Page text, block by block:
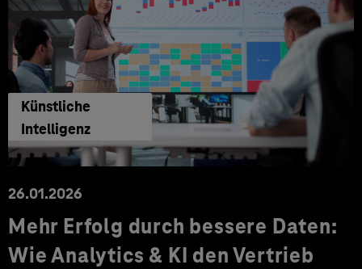
Künstliche
Intelligenz
26.01.2026
Mehr Erfolg durch bessere Daten:
Wie Analytics & KI den Vertrieb